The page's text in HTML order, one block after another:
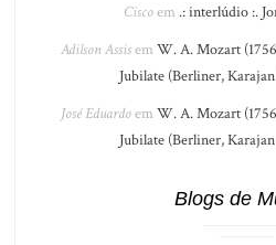
Ciscoem .: interlúdio :.
Adilson Assisem W. A. Mozart
Jubilate (Berliner,
José Eduardoem W. A. Mozart
Jubilate (Berliner,
Blogs de